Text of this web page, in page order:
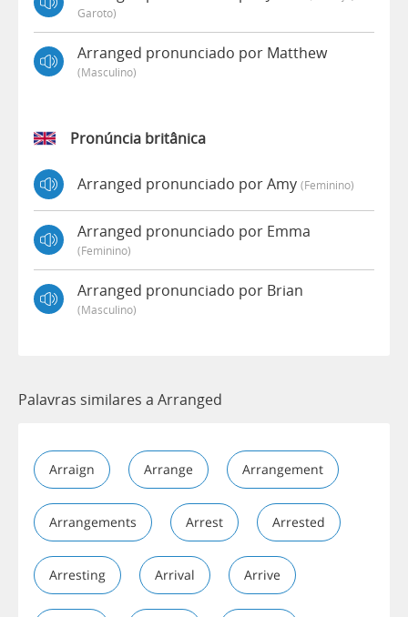
Garoto)
Arranged pronunciado por Matthew
(masculino)
Pronúncia britânica
Arranged pronunciado por Amy (feminino)
Arranged pronunciado por Emma
(feminino)
Arranged pronunciado por Brian
(masculino)
Palavras similares a Arranged
Arraign Arrange Arrangement
Arrangements Arrest Arrested
Arresting Arrival Arrive